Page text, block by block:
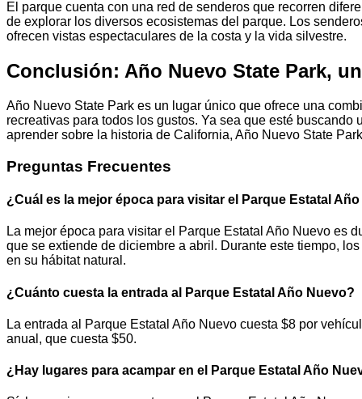
El parque cuenta con una red de senderos que recorren
de explorar los diversos ecosistemas del parque. Los
ofrecen vistas espectaculares de la costa y la vida silvestre.
Conclusión: Año Nuevo State Park,
Año Nuevo State Park es un lugar único que ofrece una
recreativas para todos los gustos. Ya sea que esté
aprender sobre la historia de California, Año Nuevo State
Preguntas Frecuentes
¿Cuál es la mejor época para visitar el Parque Estatal
La mejor época para visitar el Parque Estatal Año Nuevo es
que se extiende de diciembre a abril. Durante este tiempo,
en su hábitat natural.
¿Cuánto cuesta la entrada al Parque Estatal Año Nuevo?
La entrada al Parque Estatal Año Nuevo cuesta $8 por
anual, que cuesta $50.
¿Hay lugares para acampar en el Parque Estatal Año